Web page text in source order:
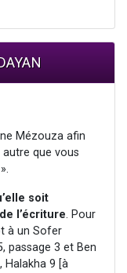
Mézouza afin
que vous
soit
l’écriture. Pour
à un Sofer
passage 3 et Ben
Halakha 9 [à